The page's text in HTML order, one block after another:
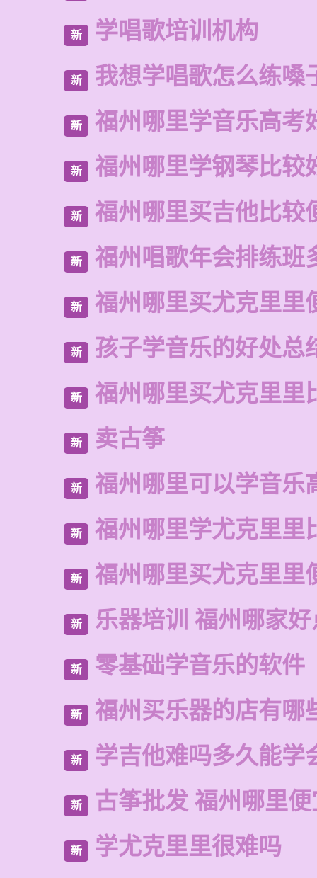
新 学唱歌培训机构
新 我想学唱歌怎么练嗓
新 福州哪里学音乐高考
新 福州哪里学钢琴比较
新 福州哪里买吉他比较
新 福州唱歌年会排练班
新 福州哪里买尤克里里
新 孩子学音乐的好处总
新 福州哪里买尤克里里
新 卖古筝
新 福州哪里可以学音乐
新 福州哪里学尤克里里
新 福州哪里买尤克里里
新 乐器培训 福州哪家
新 零基础学音乐的软件
新 福州买乐器的店有哪
新 学吉他难吗多久能学
新 古筝批发 福州哪里
新 学尤克里里很难吗